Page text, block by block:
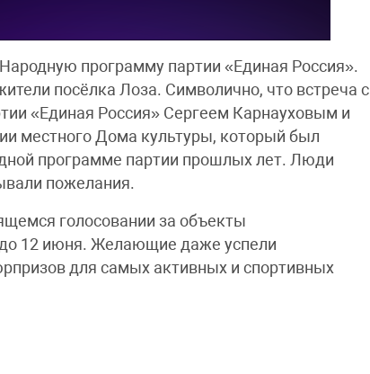
программу партии «Единая Россия».
посёлка Лоза. Символично, что встреча с
«Единая Россия» Сергеем Карнауховым и
местного Дома культуры, который был
программе партии прошлых лет. Люди
пожелания.
голосовании за объекты
до 12 июня. Желающие даже успели
для самых активных и спортивных